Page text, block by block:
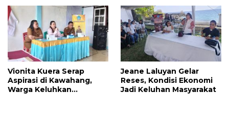
Vionita Kuera Serap
Aspirasi di Kawahang,
Warga Keluhkan
Jeane Laluyan Gelar
Reses, Kondisi Ekonomi
Jadi Keluhan Masyarakat